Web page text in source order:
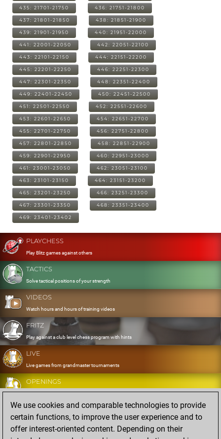
435: 21701-21750 436: 21751-21800
437: 21801-21850 438: 21851-21900
439: 21901-21950 440: 21951-22000
441: 22001-22050 442: 22051-22100
443: 22101-22150 444: 22151-22200
445: 22201-22250 446: 22251-22300
447: 22301-22350 448: 22351-22400
449: 22401-22450 450: 22451-22500
451: 22501-22550 452: 22551-22600
453: 22601-22650 454: 22651-22700
455: 22701-22750 456: 22751-22800
457: 22801-22850 458: 22851-22900
459: 22901-22950 460: 22951-23000
461: 23001-23050 462: 23051-23100
463: 23101-23150 464: 23151-23200
465: 23201-23250 466: 23251-23300
467: 23301-23350 468: 23351-23400
469: 23401-23402
PLAYCHESS
Play Blitz games against others
TACTICS
Solve tactical positions of your strength
VIDEOS
Watch hours and hours of training videos
FRITZ
Play against a club level chess program with hints
LIVE
Live games from grandmaster tournaments
OPENINGS
Develop and exercise your openings
DATABASE
Eight million strong games
We use cookies and comparable technologies to provide
certain functions, to improve the user experience and to
offer interest-oriented content. Depending on their